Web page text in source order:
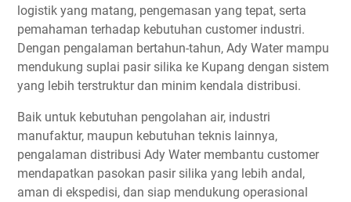
logistik yang matang, pengemasan yang tepat, serta
pemahaman terhadap kebutuhan customer industri.
Dengan pengalaman bertahun-tahun, Ady Water mampu
mendukung suplai pasir silika ke Kupang dengan sistem
yang lebih terstruktur dan minim kendala distribusi.
Baik untuk kebutuhan pengolahan air, industri
manufaktur, maupun kebutuhan teknis lainnya,
pengalaman distribusi Ady Water membantu customer
mendapatkan pasokan pasir silika yang lebih andal,
aman di ekspedisi, dan siap mendukung operasional